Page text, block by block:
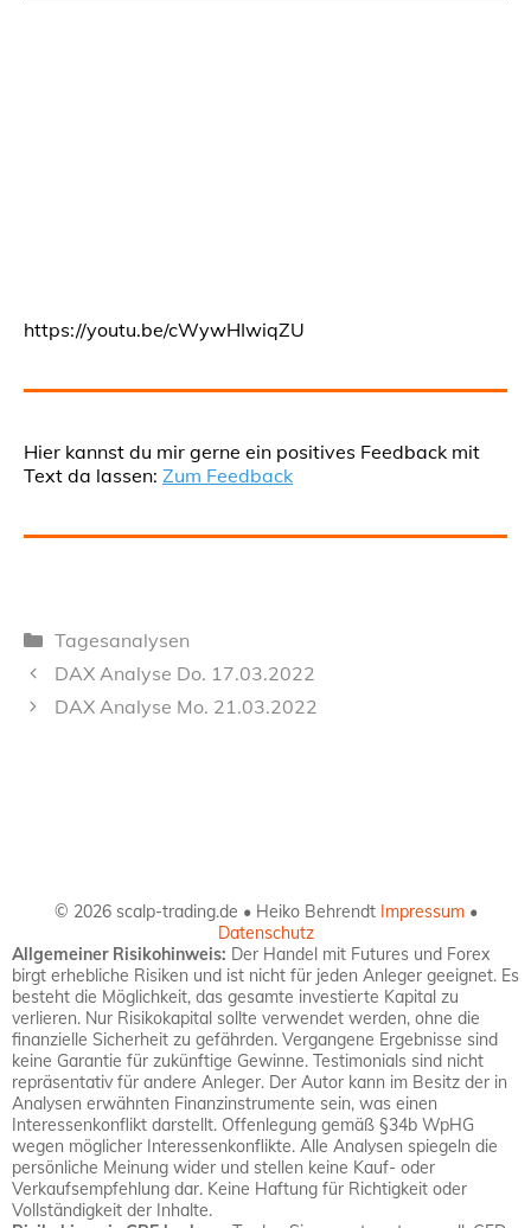
https://youtu.be/cWywHIwiqZU
Hier kannst du mir gerne ein positives Feedback mit
Text da lassen: Zum Feedback
Kategorien
Tagesanalysen
DAX Analyse Do. 17.03.2022
DAX Analyse Mo. 21.03.2022
© 2026 scalp-trading.de • Heiko Behrendt Impressum•
Datenschutz
Allgemeiner Risikohinweis: Der Handel mit Futures und Forex
birgt erhebliche Risiken und ist nicht für jeden Anleger geeignet. Es
besteht die Möglichkeit, das gesamte investierte Kapital zu
verlieren. Nur Risikokapital sollte verwendet werden, ohne die
finanzielle Sicherheit zu gefährden. Vergangene Ergebnisse sind
keine Garantie für zukünftige Gewinne. Testimonials sind nicht
repräsentativ für andere Anleger. Der Autor kann im Besitz der in
Analysen erwähnten Finanzinstrumente sein, was einen
Interessenkonflikt darstellt. Offenlegung gemäß §34b WpHG
wegen möglicher Interessenkonflikte. Alle Analysen spiegeln die
persönliche Meinung wider und stellen keine Kauf- oder
Verkaufsempfehlung dar. Keine Haftung für Richtigkeit oder
Vollständigkeit der Inhalte.